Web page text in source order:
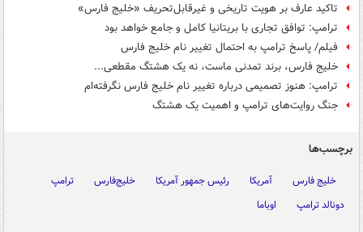
تاکید عارف بر هویت تاریخی و غیرقابل‌تحریف «خلیج فارس»
ترامپ: توافق تجاری با بریتانیا کامل و جامع خواهد بود
فیلم/ پاسخ ترامپ به احتمال تغییر نام خلیج فارس
خلیج فارس، برند تمدنی ماست، نه یک هشتگ مقطعی...
ترامپ: هنوز تصمیمی درباره تغییر نام خلیج فارس نگرفته‌ام
جنگ روایت‌های ترامپ و اهمیت یک هشتگ
برچسب‌ها
خلیج فارس آمریکا رئیس جمهور آمریکا خلیج‌فارس
ترامپ
دونالد ترامپ
اوباما